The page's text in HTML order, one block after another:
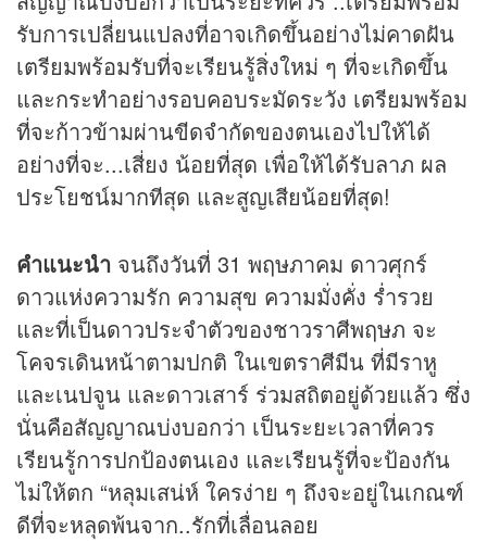
รับการเปลี่ยนแปลงที่อาจเกิดขึ้นอย่างไม่คาดฝัน
เตรียมพร้อมรับที่จะเรียนรู้สิ่งใหม่ ๆ ที่จะเกิดขึ้น
และกระทำอย่างรอบคอบระมัดระวัง เตรียมพร้อม
ที่จะก้าวข้ามผ่านขีดจำกัดของตนเองไปให้ได้
อย่างที่จะ...เสี่ยง น้อยที่สุด เพื่อให้ได้รับลาภ ผล
ประโยชน์มากทีสุด และสูญเสียน้อยที่สุด!
คำแนะนำ จนถึงวันที่ 31 พฤษภาคม ดาวศุกร์
ดาวแห่งความรัก ความสุข ความมั่งคั่ง ร่ำรวย
และที่เป็นดาวประจำตัวของชาวราศีพฤษภ จะ
โคจรเดินหน้าตามปกติ ในเขตราศีมีน ที่มีราหู
และเนปจูน และดาวเสาร์ ร่วมสถิตอยู่ด้วยแล้ว ซึ่ง
นั่นคือสัญญาณบ่งบอกว่า เป็นระยะเวลาที่ควร
เรียนรู้การปกป้องตนเอง และเรียนรู้ที่จะป้องกัน
ไม่ให้ตก “หลุมเสน่ห์ ใครง่าย ๆ ถึงจะอยู่ในเกณฑ์
ดีที่จะหลุดพ้นจาก..รักที่เลื่อนลอย